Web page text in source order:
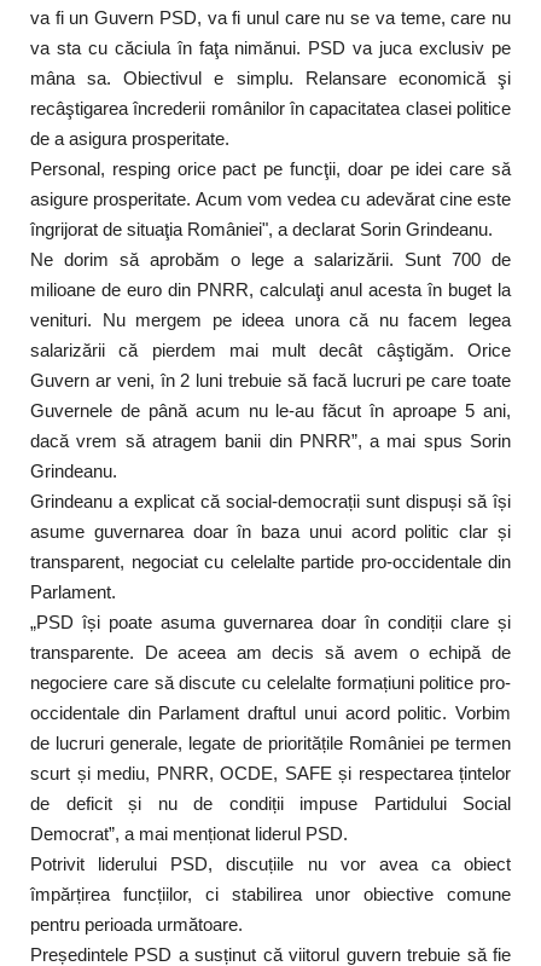
va fi un Guvern PSD, va fi unul care nu se va teme, care nu
va sta cu căciula în faţa nimănui. PSD va juca exclusiv pe
mâna sa. Obiectivul e simplu. Relansare economică şi
recâştigarea încrederii românilor în capacitatea clasei politice
de a asigura prosperitate.
Personal, resping orice pact pe funcţii, doar pe idei care să
asigure prosperitate. Acum vom vedea cu adevărat cine este
îngrijorat de situaţia României", a declarat Sorin Grindeanu.
Ne dorim să aprobăm o lege a salarizării. Sunt 700 de
milioane de euro din PNRR, calculaţi anul acesta în buget la
venituri. Nu mergem pe ideea unora că nu facem legea
salarizării că pierdem mai mult decât câştigăm. Orice
Guvern ar veni, în 2 luni trebuie să facă lucruri pe care toate
Guvernele de până acum nu le-au făcut în aproape 5 ani,
dacă vrem să atragem banii din PNRR”, a mai spus Sorin
Grindeanu.
Grindeanu a explicat că social-democrații sunt dispuși să își
asume guvernarea doar în baza unui acord politic clar și
transparent, negociat cu celelalte partide pro-occidentale din
Parlament.
„PSD își poate asuma guvernarea doar în condiții clare și
transparente. De aceea am decis să avem o echipă de
negociere care să discute cu celelalte formațiuni politice pro-
occidentale din Parlament draftul unui acord politic. Vorbim
de lucruri generale, legate de prioritățile României pe termen
scurt și mediu, PNRR, OCDE, SAFE și respectarea țintelor
de deficit și nu de condiții impuse Partidului Social
Democrat”, a mai menționat liderul PSD.
Potrivit liderului PSD, discuțiile nu vor avea ca obiect
împărțirea funcțiilor, ci stabilirea unor obiective comune
pentru perioada următoare.
Președintele PSD a susținut că viitorul guvern trebuie să fie